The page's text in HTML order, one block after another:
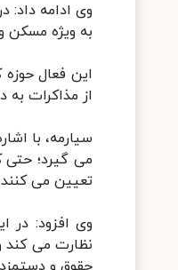
وی ادامه داد:
به ویژه مسکن
این فعال
از مذاکرات به دست می آید
سیارمه، با
می گیرد؛ حتی
تعیین می
وی افزود: در
نظارت می کند